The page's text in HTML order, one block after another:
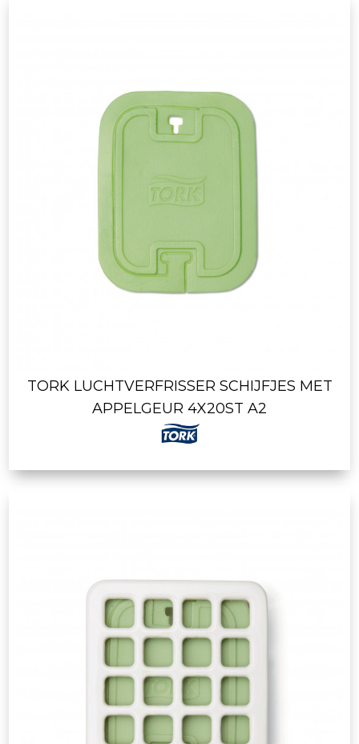
TORK LUCHTVERFRISSER SCHIJFJES MET
APPELGEUR 4X20ST A2